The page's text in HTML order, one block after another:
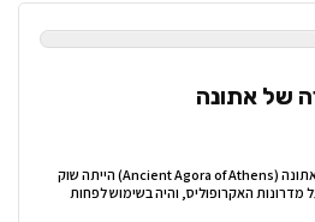
של אתונה
אגורה אתונההאגורה העתיקה של אתונה (Ancient Agora of Athens) הייתה שוק
מדרונות האקרופוליס, והיה בשימוש לפחות